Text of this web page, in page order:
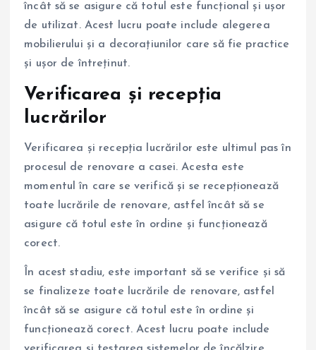
încât să se asigure că totul este funcțional și ușor
de utilizat. Acest lucru poate include alegerea
mobilierului și a decorațiunilor care să fie practice
și ușor de întreținut.
Verificarea și recepția
lucrărilor
Verificarea și recepția lucrărilor este ultimul pas în
procesul de renovare a casei. Acesta este
momentul în care se verifică și se recepționează
toate lucrările de renovare, astfel încât să se
asigure că totul este în ordine și funcționează
corect.
În acest stadiu, este important să se verifice și să
se finalizeze toate lucrările de renovare, astfel
încât să se asigure că totul este în ordine și
funcționează corect. Acest lucru poate include